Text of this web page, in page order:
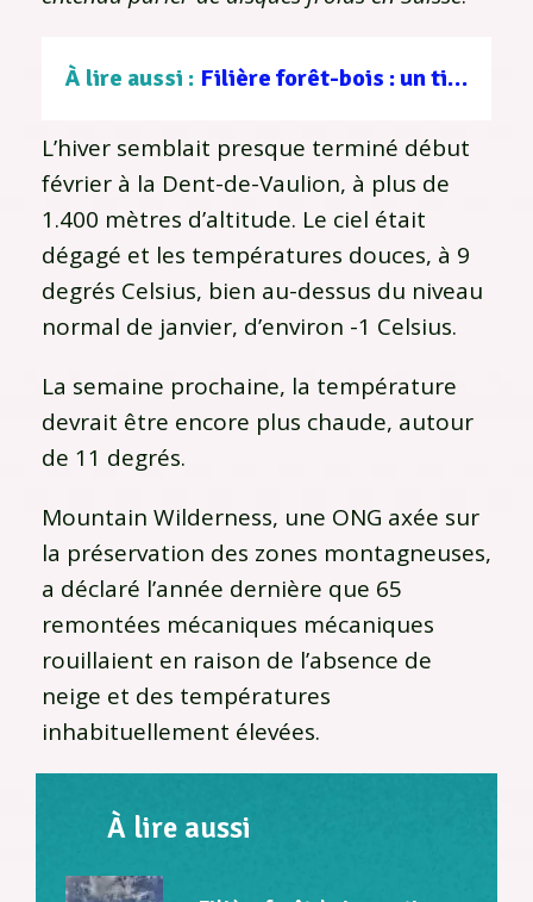
À lire aussi : Filière forêt-bois : un tissu d’entreprises au service d’une gestion durable
L’hiver semblait presque terminé début
février à la Dent-de-Vaulion, à plus de
1.400 mètres d’altitude. Le ciel était
dégagé et les températures douces, à 9
degrés Celsius, bien au-dessus du niveau
normal de janvier, d’environ -1 Celsius.
La semaine prochaine, la température
devrait être encore plus chaude, autour
de 11 degrés.
Mountain Wilderness, une ONG axée sur
la préservation des zones montagneuses,
a déclaré l’année dernière que 65
remontées mécaniques mécaniques
rouillaient en raison de l’absence de
neige et des températures
inhabituellement élevées.
À lire aussi